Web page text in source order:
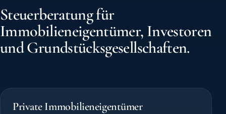
Steuerberatung für
Immobilieneigentümer, Investoren
und Grundstücksgesellschaften.
Private Immobilieneigentümer